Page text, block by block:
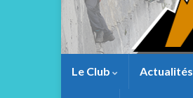
Le Club Actualités